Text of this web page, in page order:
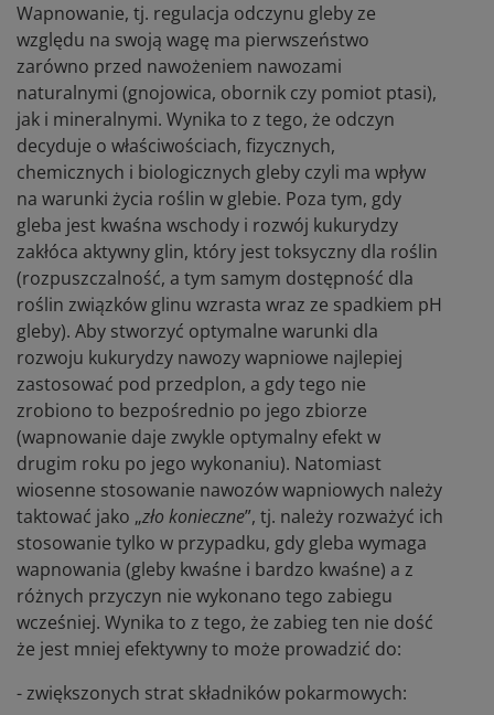
Wapnowanie, tj. regulacja odczynu gleby ze
względu na swoją wagę ma pierwszeństwo
zarówno przed nawożeniem nawozami
naturalnymi (gnojowica, obornik czy pomiot ptasi),
jak i mineralnymi. Wynika to z tego, że odczyn
decyduje o właściwościach, fizycznych,
chemicznych i biologicznych gleby czyli ma wpływ
na warunki życia roślin w glebie. Poza tym, gdy
gleba jest kwaśna wschody i rozwój kukurydzy
zakłóca aktywny glin, który jest toksyczny dla roślin
(rozpuszczalność, a tym samym dostępność dla
roślin związków glinu wzrasta wraz ze spadkiem pH
gleby). Aby stworzyć optymalne warunki dla
rozwoju kukurydzy nawozy wapniowe najlepiej
zastosować pod przedplon, a gdy tego nie
zrobiono to bezpośrednio po jego zbiorze
(wapnowanie daje zwykle optymalny efekt w
drugim roku po jego wykonaniu). Natomiast
wiosenne stosowanie nawozów wapniowych należy
taktować jako „zło konieczne”, tj. należy rozważyć ich
stosowanie tylko w przypadku, gdy gleba wymaga
wapnowania (gleby kwaśne i bardzo kwaśne) a z
różnych przyczyn nie wykonano tego zabiegu
wcześniej. Wynika to z tego, że zabieg ten nie dość
że jest mniej efektywny to może prowadzić do:
- zwiększonych strat składników pokarmowych: